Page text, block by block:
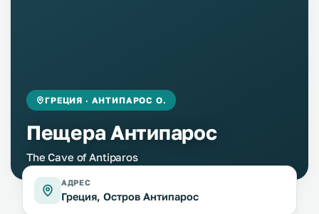
ГРЕЦИЯ · АНТИПАРОС О.
Пещера Антипарос
The Cave of Antiparos
АДРЕС
Греция, Остров Антипарос